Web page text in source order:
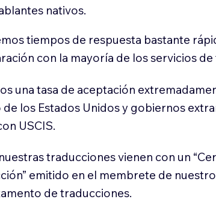
nativos.
tiempos de respuesta bastante
con la mayoría de los servicios
una tasa de aceptación
los Estados Unidos y gobiernos
USCIS.
traducciones vienen con un
emitido en el membrete de nuestro
de traducciones.